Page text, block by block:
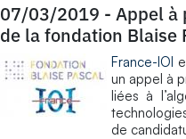
07/03/2019 - Appel à
de la fondation Blaise
France-IOI
un appel à
liées à
de